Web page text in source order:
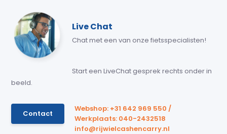
Live Chat
Chat met een van onze fietsspecialisten!
Start een LiveChat gesprek rechts onder in
beeld.
Contact
Webshop: +31 642 969 550 /
Werkplaats: 040-2432518
info@rijwielcashencarry.nl